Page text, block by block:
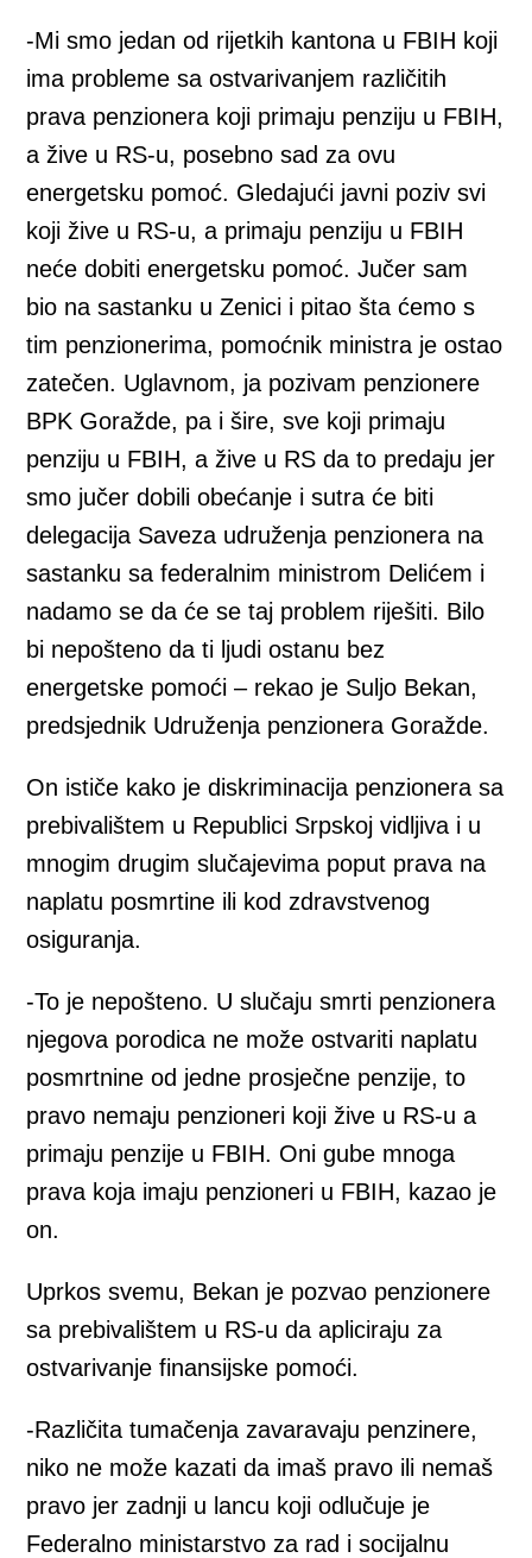
-Mi smo jedan od rijetkih kantona u FBIH koji
ima probleme sa ostvarivanjem različitih
prava penzionera koji primaju penziju u FBIH,
a žive u RS-u, posebno sad za ovu
energetsku pomoć. Gledajući javni poziv svi
koji žive u RS-u, a primaju penziju u FBIH
neće dobiti energetsku pomoć. Jučer sam
bio na sastanku u Zenici i pitao šta ćemo s
tim penzionerima, pomoćnik ministra je ostao
zatečen. Uglavnom, ja pozivam penzionere
BPK Goražde, pa i šire, sve koji primaju
penziju u FBIH, a žive u RS da to predaju jer
smo jučer dobili obećanje i sutra će biti
delegacija Saveza udruženja penzionera na
sastanku sa federalnim ministrom Delićem i
nadamo se da će se taj problem riješiti. Bilo
bi nepošteno da ti ljudi ostanu bez
energetske pomoći – rekao je Suljo Bekan,
predsjednik Udruženja penzionera Goražde.
On ističe kako je diskriminacija penzionera sa
prebivalištem u Republici Srpskoj vidljiva i u
mnogim drugim slučajevima poput prava na
naplatu posmrtine ili kod zdravstvenog
osiguranja.
-To je nepošteno. U slučaju smrti penzionera
njegova porodica ne može ostvariti naplatu
posmrtnine od jedne prosječne penzije, to
pravo nemaju penzioneri koji žive u RS-u a
primaju penzije u FBIH. Oni gube mnoga
prava koja imaju penzioneri u FBIH, kazao je
on.
Uprkos svemu, Bekan je pozvao penzionere
sa prebivalištem u RS-u da apliciraju za
ostvarivanje finansijske pomoći.
-Različita tumačenja zavaravaju penzinere,
niko ne može kazati da imaš pravo ili nemaš
pravo jer zadnji u lancu koji odlučuje je
Federalno ministarstvo za rad i socijalnu